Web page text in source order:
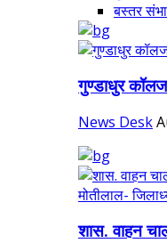
बस्तर
गुण्डाधुर
News Desk
शास. वाहन